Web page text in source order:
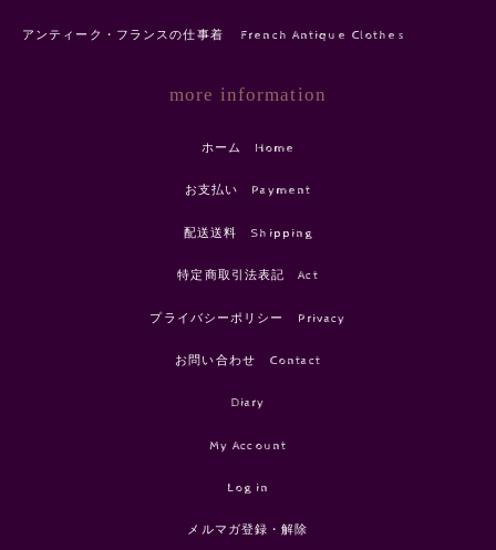
アンティーク・フランスの仕事着 French Antique Clothes
more information
ホーム Home
お支払い Payment
配送送料 Shipping
特定商取引法表記 Act
プライバシーポリシー Privacy
お問い合わせ Contact
Diary
My Account
Log in
メルマガ登録・解除